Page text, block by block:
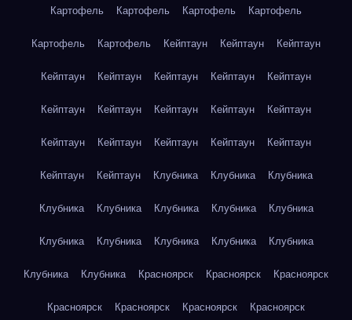
Картофель Картофель Картофель Картофель
Картофель Картофель Кейптаун Кейптаун Кейптаун
Кейптаун Кейптаун Кейптаун Кейптаун Кейптаун
Кейптаун Кейптаун Кейптаун Кейптаун Кейптаун
Кейптаун Кейптаун Кейптаун Кейптаун Кейптаун
Кейптаун Кейптаун Клубника Клубника Клубника
Клубника Клубника Клубника Клубника Клубника
Клубника Клубника Клубника Клубника Клубника
Клубника Клубника Красноярск Красноярск Красноярск
Красноярск Красноярск Красноярск Красноярск